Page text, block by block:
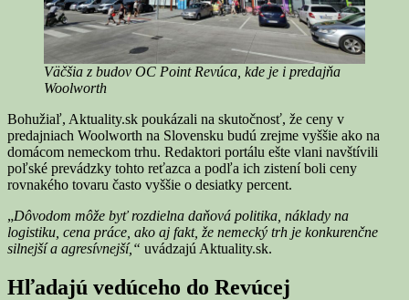
Väčšia z budov OC Point Revúca, kde je i predajňa
Woolworth
Bohužiaľ, Aktuality.sk poukázali na skutočnosť, že ceny v
predajniach Woolworth na Slovensku budú zrejme vyššie ako na
domácom nemeckom trhu. Redaktori portálu ešte vlani navštívili
poľské prevádzky tohto reťazca a podľa ich zistení boli ceny
rovnakého tovaru často vyššie o desiatky percent.
„Dôvodom môže byť rozdielna daňová politika, náklady na
logistiku, cena práce, ako aj fakt, že nemecký trh je konkurenčne
silnejší a agresívnejší,“ uvádzajú Aktuality.sk.
Hľadajú vedúceho do Revúcej